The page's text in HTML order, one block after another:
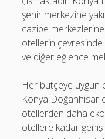
şehir merkezine
cazibe merkezlerine
otellerin çevresinde
ve diğer eğlence
Her bütçeye uygun
Konya Doğanhisar
otellerden daha
otellere kadar